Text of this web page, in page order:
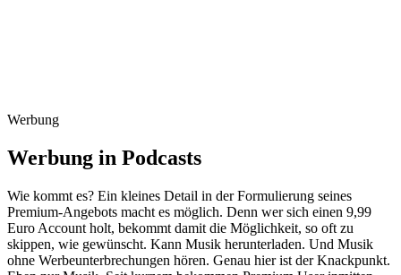
Werbung
Werbung in Podcasts
Wie kommt es? Ein kleines Detail in der Formulierung seines
Premium-Angebots macht es möglich. Denn wer sich einen 9,99
Euro Account holt, bekommt damit die Möglichkeit, so oft zu
skippen, wie gewünscht. Kann Musik herunterladen. Und Musik
ohne Werbeunterbrechungen hören. Genau hier ist der Knackpunkt.